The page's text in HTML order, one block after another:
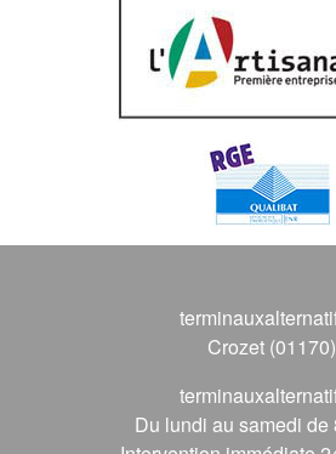
Crozet (01170)
Du lundi au samedi de